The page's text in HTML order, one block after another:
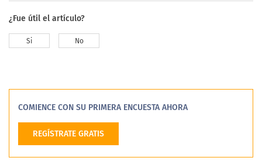
¿Fue útil el artículo?
Si No
COMIENCE CON SU PRIMERA ENCUESTA AHORA
REGÍSTRATE GRATIS